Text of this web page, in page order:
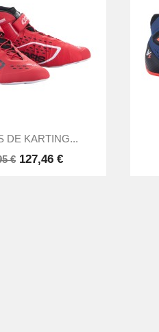
rapide
DE KARTING...
€ 127,46 €